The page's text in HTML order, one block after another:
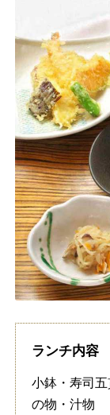
ランチ内容
小鉢・寿司
の物・汁物